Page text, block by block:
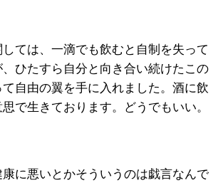
ては、一滴でも飲むと自制を失って
ひたすら自分と向き合い続けたこの
自由の翼を手に入れました。酒に飲
で生きております。どうでもいい。
康に悪いとかそういうのは戯言なんで